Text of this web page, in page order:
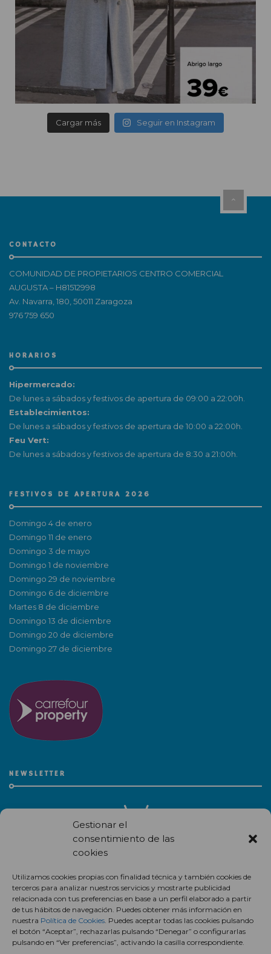
Gestionar el
consentimiento de las
cookies
Utilizamos cookies propias con finalidad técnica y también cookies de
terceros para analizar nuestros servicios y mostrarte publicidad
relacionada con tus preferencias en base a un perfil elaborado a partir
de tus hábitos de navegación. Puedes obtener más información en
nuestra Política de Cookies. Puedes aceptar todas las cookies pulsando
el botón “Aceptar”, rechazarlas pulsando “Denegar” o configurarlas
pulsando en “Ver preferencias”, activando la casilla correspondiente.
Cargar más Seguir en Instagram
CONTACTO
COMUNIDAD DE PROPIETARIOS CENTRO COMERCIAL
AUGUSTA – H81512998
Av. Navarra, 180, 50011 Zaragoza
976 759 650
HORARIOS
Hipermercado:
De lunes a sábados y festivos de apertura de 09:00 a 22:00h.
Establecimientos:
De lunes a sábados y festivos de apertura de 10:00 a 22:00h.
Feu Vert:
De lunes a sábados y festivos de apertura de 8:30 a 21:00h.
FESTIVOS DE APERTURA 2026
Domingo 4 de enero
Domingo 11 de enero
Domingo 3 de mayo
Domingo 1 de noviembre
Domingo 29 de noviembre
Domingo 6 de diciembre
Martes 8 de diciembre
Domingo 13 de diciembre
Domingo 20 de diciembre
Domingo 27 de diciembre
NEWSLETTER
centro comercial.
Suscríbete